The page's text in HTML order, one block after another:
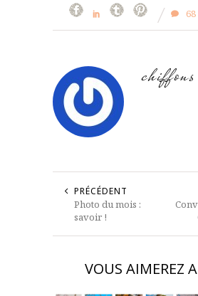
PRÉCÉDENT
Photo du mois :
savoir !
VOUS AIMEREZ